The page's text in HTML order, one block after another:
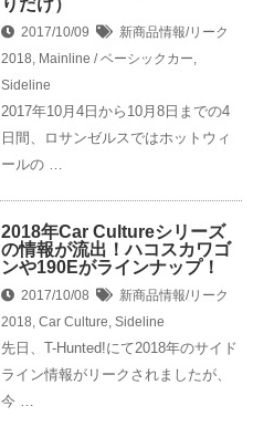
2017/10/09
新商品情報/リーク
2018 Mainline / ベーシックカー
Sideline
2017年10月4日から10月8日までの4
日間、ロサンゼルスではホットウィ
ールの …
2018年Car Cultureシリーズ
の情報が流出！ハコスカワゴ
ンや190Eがラインナップ！
2017/10/08
新商品情報/リーク
2018 Car Culture Sideline
先日、T-Hunted!にて2018年のサイド
ライン情報がリークされましたが、
今 …